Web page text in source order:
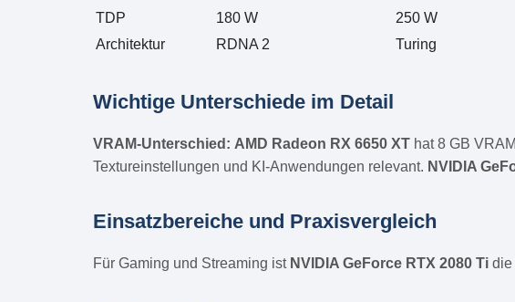
TDP
180 W
250 W
Architektur
RDNA 2 Turing
Wichtige Unterschiede im Detail
VRAM-Unterschied: AMD Radeon RX 6650 XT hat 8 GB
Textureinstellungen und KI-Anwendungen relevant. NVIDIA
Einsatzbereiche und Praxisvergleich
Für Gaming und Streaming ist NVIDIA GeForce RTX 2080 Ti die